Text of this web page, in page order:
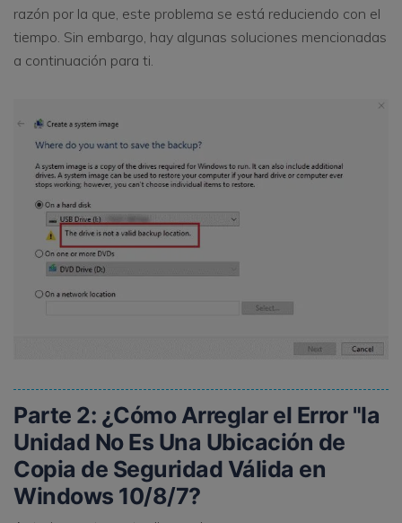
razón por la que, este problema se está reduciendo con el
tiempo. Sin embargo, hay algunas soluciones mencionadas
a continuación para ti.
Parte 2: ¿Cómo Arreglar el Error "la
Unidad No Es Una Ubicación de
Copia de Seguridad Válida en
Windows 10/8/7?